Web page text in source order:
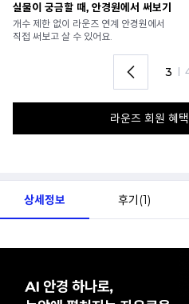
안경 렌즈 맞춤까지 한 번에
가까운 안경원으로 배송받아
렌즈 맞춤부터 피팅까지 편하게!
4 I
라운즈 회원 혜
상세정보 후기(1)